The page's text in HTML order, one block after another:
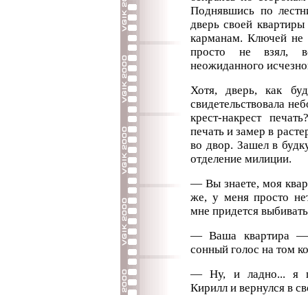
Поднявшись по
дверь своей
карманам. Ключей не
просто не взял,
неожиданного
Хотя, дверь, как
свидетельствовала
крест-накрест
печать и замер в
во двор. Зашел в
отделение милиции.
— Вы знаете, моя
же, у меня просто
мне придется
— Ваша квартира —
сонный голос на том
— Ну, и ладно... я
Кирилл и вернулся в